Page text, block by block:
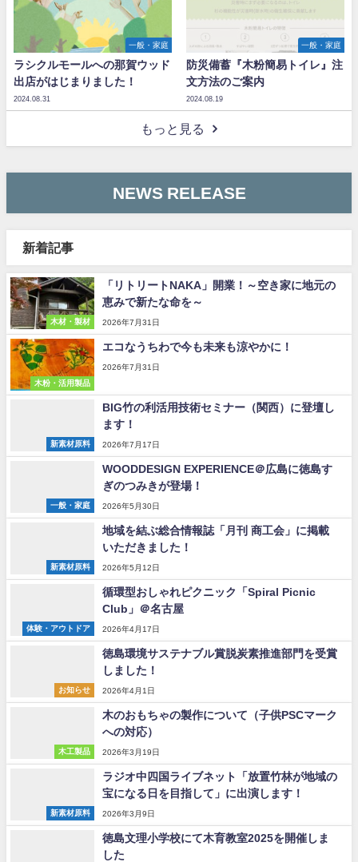
一般・家庭
ラシクルモールへの那賀ウッド
出店がはじまりました！
2024.08.31
一般・家庭
防災備蓄『木粉簡易トイレ』注
文方法のご案内
2024.08.19
もっと見る
NEWS RELEASE
新着記事
木材・製材
「リトリートNAKA」開業！～空き家に地元の
恵みで新たな命を～
2026年7月31日
木粉・活用製品
エコなうちわで今も未来も涼やかに！
2026年7月31日
新素材原料
BIG竹の利活用技術セミナー（関西）に登壇し
ます！
2026年7月17日
一般・家庭
WOODDESIGN EXPERIENCE＠広島に徳島す
ぎのつみきが登場！
2026年5月30日
新素材原料
地域を結ぶ総合情報誌「月刊 商工会」に掲載
いただきました！
2026年5月12日
体験・アウトドア
循環型おしゃれピクニック「Spiral Picnic
Club」＠名古屋
2026年4月17日
お知らせ
徳島環境サステナブル賞脱炭素推進部門を受賞
しました！
2026年4月1日
木工製品
木のおもちゃの製作について（子供PSCマーク
への対応）
2026年3月19日
新素材原料
ラジオ中四国ライブネット「放置竹林が地域の
宝になる日を目指して」に出演します！
2026年3月9日
徳島文理小学校にて木育教室2025を開催しま
した